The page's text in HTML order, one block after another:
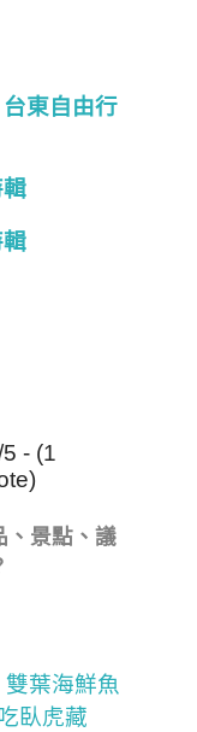
東自由行
- (1
、景點、議
雙葉海鮮魚
臥虎藏